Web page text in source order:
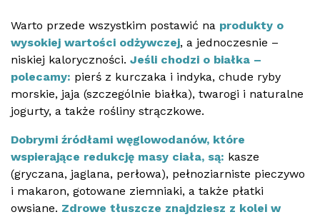
Warto przede wszystkim postawić na produkty o
wysokiej wartości odżywczej, a jednoczesnie –
niskiej kaloryczności. Jeśli chodzi o białka –
polecamy: pierś z kurczaka i indyka, chude ryby
morskie, jaja (szczególnie białka), twarogi i naturalne
jogurty, a także rośliny strączkowe.
Dobrymi źródłami węglowodanów, które
wspierające redukcję masy ciała, są: kasze
(gryczana, jaglana, perłowa), pełnoziarniste pieczywo
i makaron, gotowane ziemniaki, a także płatki
owsiane. Zdrowe tłuszcze znajdziesz z kolei w